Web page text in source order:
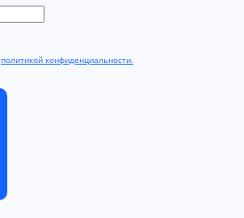
политикой конфиденциальности.